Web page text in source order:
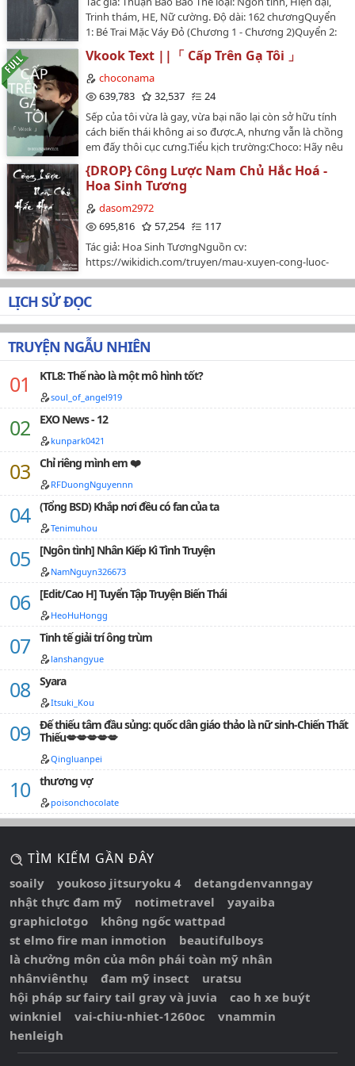
cũng không đến mức xấu xa như cậu nghĩ...Truyện liên
quan:• Con Người Đơn Giản Nhất Khi Yêu• Sưởi Ấm
Mặt TrờiTRUYỆN CHỈ ĐƯỢC CHÍNH THỨC ĐĂNG TẢI TẠI
WATTPAD…
hối hận đến xanh ruột........Năm mười tám tuổi, phụ
thân Phó Chân từ bên ngoài mang vệ một đứa con gái
riêng. Cha và anh trai luôn yêu thương hắn như thay
đổi thành một người khác, đại ca vì đứa con riêng ấy
mắng hắn là quái vật bất nam bất nữ, cha thì trực tiếp
lấy gậy đánh gãy chân hắn, sau đó đem hắn đuổi ra
khỏi nha. Phó Chân vì tránh né sự trả thù của con gái
riêng, hắn phải lang thang ngoài rìa thành phố suốt
hai năm, còn ở một lần say rượu bị người ám toán,
cùng một cái nm nhan xa lạ xảy ra quan hệ.Mà khi hắn
dần dần quen với hoàn cảnh sinh hoạt ấy. Ngày nọ,
phụ thân cùng đại ca tìm tới nhà, hắn cho rằng bọn họ
muốn đem mình xua đuổi đến địa phương xa
hơn.Nhưng bọn họ lại cùng chính mình nói, bọn họ hối
hận.…
Trinh thám, HE, Nữ cường. Độ dài: 162 chươngQuyển
1: Bé Trai Mặc Váy Đỏ (Chương 1 - Chương 2)Quyển 2:
Án Mạng Ly Kỳ (Chương 21 - Chương 53)Quyển 3:
Nghệ Thuật Hoàn Mỹ (Chương 54 - Chương 92)Quyển
4: Cánh Cửa Địa Ngục (Chương 93 - Chương 149)Quyển
5: Mưu Sát (Chương 150 - Chương 162) Edit:
Vi --- o0o0o0o0o --- Review từ
https://luyentrancoc.wordpress.com/ Nữ chính là pháp
y, nam chính là chuyên gia tâm lý. Nữ chính mặt than,
nam chính có suy nghĩ khá khác người, cho nên giữa
hai người này cũng không sến súa cho lắm, nhưng cả
hai vô cùng yêu thương, bao dung lẫn nhau. Nam
chính nhất kiến chung tình với nữ 9 (ban đầu ko nhận
ra đâu, vì anh này hành xử quái lắm), quan tâm nữ
chính, giúp nữ chính thoát khỏi bóng ma tâm lý của
mình. Nữ chính mạnh mẽ, quyết đoán, EQ thấp. Các vụ
án trong truyện có một số vụ khá ám ảnh, các nàng
cân nhắc trước khi đọc. Rating 15+ --- o0o0o0o0o --- Ý
nghĩa của cụm từ 'Nhảy vào trong bát' ~ 快到碗里来:
Đây là một đoạn quảng cáo một loại hạt Chocolate,
trong đoạn quảng cáo có đoạn các hạt chocolate được
đổ vào trong bát, những hạt chocolate kiêu ngạo trả
lời: "Bạn mới mau nhảy vào trong bát đó!!!" Quảng cáo
này đơn giản chỉ muốn nhân cách hóa những hạt
chocolate, nói cho chúng ta biết chúng rất hoạt bát và
đáng yêu, không phải những vật vô tri vô giác, đổ vào
trong bát để phục vụ cho chúng ta ăn mà thôi.
*********** Truyện này mình không dịch chỉ đăng
nhé nên mọi thắc mắc v…
Vkook Text ||「 Cấp Trên Gạ Tôi 」
choconama
639,783
32,537
24
Sếp của tôi vừa là gay, vừa bại não lại còn sở hữu tính
cách biến thái không ai so được.A, nhưng vẫn là chồng
em đấy thôi cục cưng.Tiểu kịch trường:Choco: Hãy nêu
cảm nghĩ về TaeHyung và JungKook đi.Nhân viên: Tôi
thật sự không biết nói gì hơn, thật là ngược chết cẩu
độc thân.Ông Jeon: Haha, con rể nhà tôi vừa đẹp trai lại
tài giỏi, các người có mơ cũng không được.
Hahahahahaha! /đắc ý/Bà Jeon: Con trai tôi đúng là có
hèm, con rể tôi thật đẹp trai.JungKook: Hai người phía
trên không phải ba mẹ ruột của tôi. /cười như không
cười/TaeHyung: Ngại quá, xin lỗi ba mẹ vợ, con phải
đưa em ấy về trước. /vác JungKook như vác bao gạo/
Tạm biệt mọi người.Choco: ...Nhân viên: ...Người qua
đường: ...Ông bà Jeon: ...Status: FinishedEdit lại:
Finished. (19/4/2020 - 27/4/2020)Preface:: Truyện đầu
tay, tình huống ngớ ngẩn, cốt truyện xàm xí. Em edit
lại chỉ để cho câu từ mượt hơn một tí, nhưng vẫn giữ
truyện viết "Text" nhưng nội dung 7/10 là văn. Đọc để
giải trí thì ổn, nhưng nếu muốn đọc để thưởng thức
12.3.19Author: ChocoHighest Rank:#2 taekook:
14.3.19#2 vkook: 20.3.19#1 text: 1.6.21#1 태국:
31.5.20#1 태형: 31.5.20#1 정국: 25.10.20#5 taeguk:
29.10.20#18 jungkook: 10.08.21#32 taehyung:
10.08.21…
{DROP} Công Lược Nam Chủ Hắc Hoá -
Hoa Sinh Tương
dasom2972
695,816
57,254
117
Tác giả: Hoa Sinh TươngNguồn cv:
https://wikidich.com/truyen/mau-xuyen-cong-luoc-
hac-hoa-nam-chu-WRQW3~8h7Aoyd1FX...Đường
khanh đang đi chơi chợ đêm ngoài ý muốn bị một tên
"thần kinh" quấy rối, ai ngờ nàng hoảng sợ bỏ chạy lại
xui xẻo bị xe đụng trúng, nghĩ thầm trong lòng chắc
mình xong đời rồi, lại bị một hệ thống trói buộc làm
nhiệm vụHệ thống: Ta làm hệ thống nhiều năm như
vậy chưa thấy ký chủ nào ngu xuẩn như ngươi!Đường
khanh: Ta xinh đẹp nhiều năm như vậy chưa nghĩ rằng
sẽ bị trói buộc vào một hệ thống "gà" như
ngươi!Xuyên qua các loại thế giới, công lược các loại
hắc hóa hoặc sắp hắc hóa nam chủ.(1v1, nam chủ là
cùng một người)...📍 nhắc nhở-Truyện dịch chưa có sự
đồng ý của tác giả, vui lòng không mang ra ngoài.-Bản
dịch sẽ có sai sót do tự edit và beta, mong hãy góp ý
nhẹ nhàng hoặc bị ra đảo.-Editor không chịu trách
nhiệm cho những chi tiết có thể không khoa học của
tác giả, vui lòng không phân tích, diễn giải, lí luận và
tranh cãi... vì mình cũng hiểu, nhưng mình edit vì sở
thích, không thích có thể bỏ qua, đỡ tốn thời gian của
tâm💙…
LỊCH SỬ ĐỌC
TRUYỆN NGẪU NHIÊN
KTL8: Thế nào là một mô hình tốt?
soul_of_angel919
EXO News - 12
kunpark0421
Chỉ riêng mình em ❤️
RFDuongNguyennn
(Tổng BSD) Khắp nơi đều có fan của ta
Tenimuhou
[Ngôn tình] Nhân Kiếp Kì Tình Truyện
NamNguyn326673
[Edit/Cao H] Tuyển Tập Truyện Biến Thái
HeoHuHongg
Tinh tế giải trí ông trùm
lanshangyue
Syara
Itsuki_Kou
Đế thiếu tâm đầu sủng: quốc dân giáo thảo là nữ sinh-Chiến Thất
Thiếu💋💋💋💋💋
Qingluanpei
thương vợ
poisonchocolate
TÌM KIẾM GẦN ĐÂY
soaily youkoso jitsuryoku 4
detangdenvanngay
nhật thực đam mỹ
notimetravel
yayaiba
graphiclotgo
không ngốc wattpad
st elmo fire man inmotion
beautifulboys
là chưởng môn của môn phái toàn mỹ nhân
nhânviênthụ
đam mỹ insect
uratsu
hội pháp sư fairy tail gray và juvia
cao h xe buýt
winkniel
vai-chiu-nhiet-1260oc
vnammin
henleigh